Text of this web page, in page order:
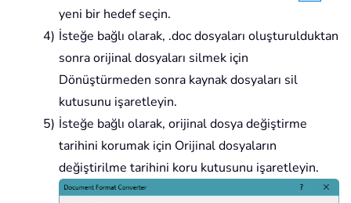
yeni bir hedef seçin.
İsteğe bağlı olarak, .doc dosyaları oluşturulduktan
sonra orijinal dosyaları silmek için
Dönüştürmeden sonra kaynak dosyaları sil
kutusunu işaretleyin.
İsteğe bağlı olarak, orijinal dosya değiştirme
tarihini korumak için Orijinal dosyaların
değiştirilme tarihini koru kutusunu işaretleyin.